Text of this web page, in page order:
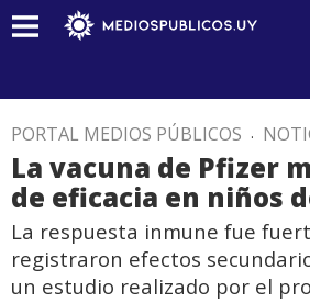
PORTAL MEDIOS PÚBLICOS .
La vacuna de Pfizer
de eficacia en niños
La respuesta inmune fue
registraron efectos
un estudio realizado por el